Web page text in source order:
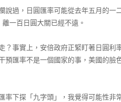
過，日圓匯率可能從去年五月的一
一百日圓大關已經不遠。
事實上，安倍政府正緊盯著日圓利
預匯率不是一個國家的事，美國的
下探「九字頭」，我覺得可能性非